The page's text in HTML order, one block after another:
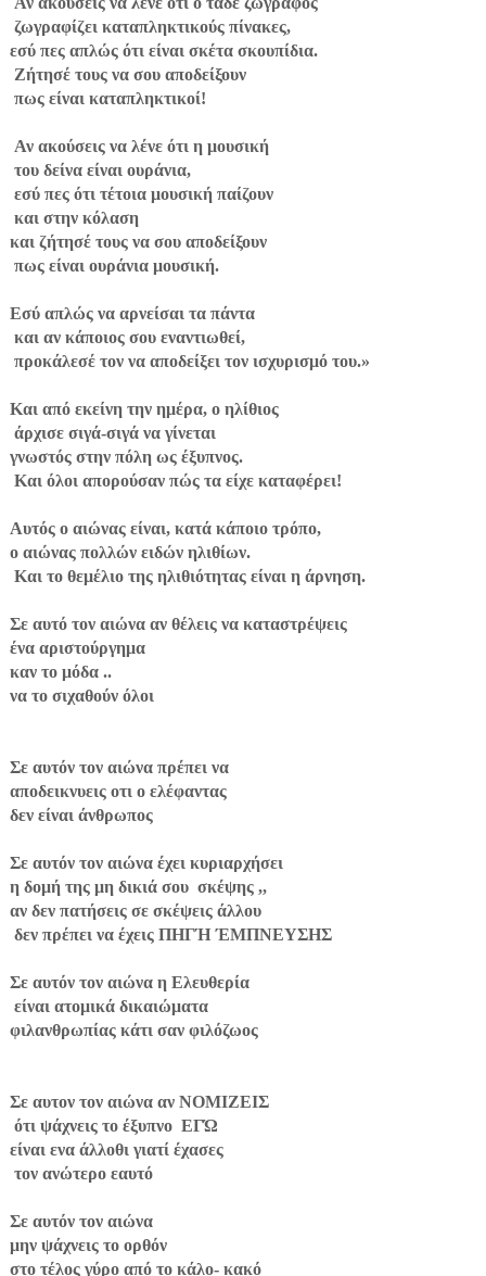
ζωγραφίζει καταπληκτικούς πίνακες,
εσύ πες απλώς ότι είναι σκέτα σκουπίδια.
Ζήτησέ τους να σου αποδείξουν
πως είναι καταπληκτικοί!
Αν ακούσεις να λένε ότι η μουσική
του δείνα είναι ουράνια,
εσύ πες ότι τέτοια μουσική παίζουν
και στην κόλαση
και ζήτησέ τους να σου αποδείξουν
πως είναι ουράνια μουσική.
Εσύ απλώς να αρνείσαι τα πάντα
και αν κάποιος σου εναντιωθεί,
προκάλεσέ τον να αποδείξει τον ισχυρισμό του.»
Και από εκείνη την ημέρα, ο ηλίθιος
άρχισε σιγά-σιγά να γίνεται
γνωστός στην πόλη ως έξυπνος.
Και όλοι απορούσαν πώς τα είχε καταφέρει!
Αυτός ο αιώνας είναι, κατά κάποιο τρόπο,
ο αιώνας πολλών ειδών ηλιθίων.
Και το θεμέλιο της ηλιθιότητας είναι η άρνηση.
Σε αυτό τον αιώνα αν θέλεις να καταστρέψεις
ένα αριστούργημα
καν το μόδα ..
να το σιχαθούν όλοι
Σε αυτόν τον αιώνα πρέπει να
αποδεικνυεις οτι ο ελέφαντας
δεν είναι άνθρωπος
Σε αυτόν τον αιώνα έχει κυριαρχήσει
η δομή της μη δικιά σου σκέψης ,,
αν δεν πατήσεις σε σκέψεις άλλου
δεν πρέπει να έχεις ΠΗΓΉ ΈΜΠΝΕΥΣΗΣ
Σε αυτόν τον αιώνα η Ελευθερία
είναι ατομικά δικαιώματα
φιλανθρωπίας κάτι σαν φιλόζωος
Σε αυτον τον αιώνα αν ΝΟΜΙΖΕΙΣ
ότι ψάχνεις το έξυπνο ΕΓΏ
είναι ενα άλλοθι γιατί έχασες
τον ανώτερο εαυτό
Σε αυτόν τον αιώνα
μην ψάχνεις το ορθόν
στο τέλος γύρο από το κάλο- κακό